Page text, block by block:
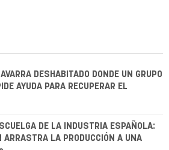
DESHABITADO DONDE UN GRUPO
AYUDA PARA RECUPERAR EL
DE LA INDUSTRIA ESPAÑOLA:
ARRASTRA LA PRODUCCIÓN A UNA